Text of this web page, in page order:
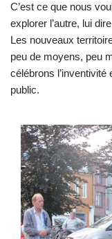
C’est ce que nous
explorer l’autre, lui
Les nouveaux
peu de moyens, peu
célébrons l’inventivité
public.